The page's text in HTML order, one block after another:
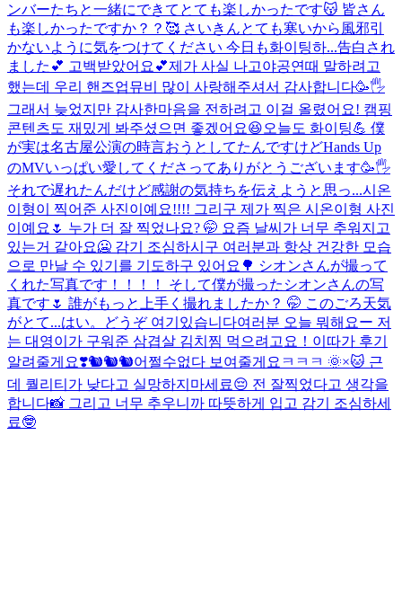
ンバーたちと一緒にできてとても楽しかったです😽 皆さん
も楽しかったですか？？🥰 さいきんとても寒いから風邪引
かないように気をつけてください 今日も화이팅하...告白され
ました💕 고백받았어요💕제가 사실 나고야공연때 말하려고
했는데 우리 핸즈업뮤비 많이 사랑해주셔서 감사합니다🥳🖐️
그래서 늦었지만 감사한마음을 전하려고 이걸 올렸어요! 캠핑
콘텐츠도 재밌게 봐주셨으면 좋겠어요😆오늘도 화이팅💪 僕
が実は名古屋公演の時言おうとしてたんですけどHands Up
のMVいっぱい愛してくださってありがとうございます🥳🖐️
それで遅れたんだけど感謝の気持ちを伝えようと思っ...시온
이형이 찍어준 사진이예요!!!! 그리구 제가 찍은 시온이형 사진
이예요🌷 누가 더 잘 찍었나요? 🤭 요즘 날씨가 너무 추워지고
있는거 같아요🥶 감기 조심하시구 여러분과 항상 건강한 모습
으로 만날 수 있기를 기도하구 있어요🌳 シオンさんが撮って
くれた写真です！！！！ そして僕が撮ったシオンさんの写
真です🌷 誰がもっと上手く撮れましたか？ 🤭 このごろ天気
がとて...はい。どうぞ 여기있습니다여러분 오늘 뭐해요ー 저
는 대영이가 구워준 삼겹살 김치찜 먹으려고요！이따가 후기
알려줄게요❣️🐿️🐿️🐿️어쩔수없다 보여줄게요ㅋㅋㅋ 🌞×🐱 근
데 퀄리티가 낮다고 실망하지마세료😔 전 잘찍었다고 생각을
합니다📸 그리고 너무 추우니까 따뜻하게 입고 감기 조심하세
료🤓